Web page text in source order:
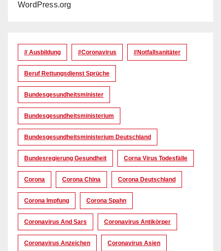
WordPress.org
# Ausbildung #coronavirus #Notfallsanitäter
Beruf Rettungsdienst Sprüche
Bundesgesundheitsminister
Bundesgesundheitsministerium
Bundesgesundheitsministerium Deutschland
Bundesregierung Gesundheit Corna Virus Todesfälle
Corona Corona China Corona Deutschland
Corona Impfung Corona Spahn
Coronavirus And Sars Coronavirus Antikörper
Coronavirus Anzeichen Coronavirus Asien